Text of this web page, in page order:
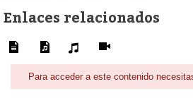
Enlaces relacionados
Para acceder a este contenido